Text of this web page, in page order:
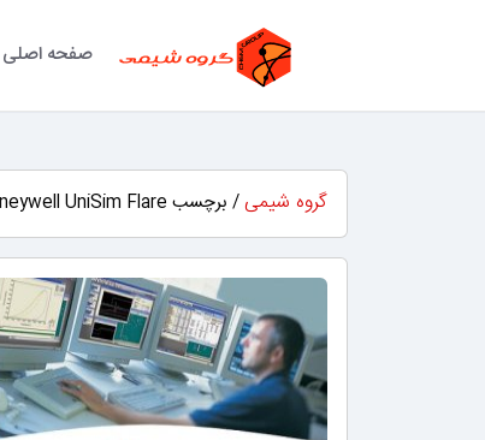
صفحه اصلی
گروه شیمی / برچسب Honeywell UniSim Flare